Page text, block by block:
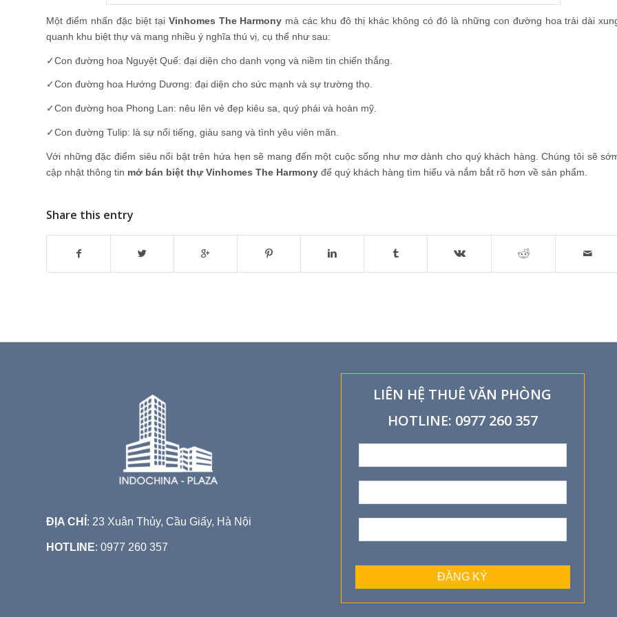
Một điểm nhấn đặc biệt tại Vinhomes The Harmony mà các khu đô thị khác không có đó là những con đường hoa trải dài
quanh khu biệt thự và mang nhiều ý nghĩa thú vị, cụ thể như sau:
✓Con đường hoa Nguyệt Quế: đại diện cho danh vọng và niềm tin chiến thắng.
✓Con đường hoa Hướng Dương: đại diện cho sức mạnh và sự trường thọ.
✓Con đường hoa Phong Lan: nêu lên vẻ đẹp kiêu sa, quý phái và hoàn mỹ.
✓Con đường Tulip: là sự nổi tiếng, giàu sang và tình yêu viên mãn.
Với những đặc điểm siêu nổi bật trên hứa hẹn sẽ mang đến một cuộc sống như mơ dành cho quý khách hàng. Chúng tôi sẽ
cập nhật thông tin mở bán biệt thự Vinhomes The Harmony để quý khách hàng tìm hiểu và nắm bắt rõ hơn về sản phẩm.
Share this entry
ĐỊA CHỈ : 23 Xuân Thủy, Cầu Giấy, Hà Nội
HOTLINE: 0977 260 357
LIÊN HỆ THUÊ VĂN PHÒNG
HOTLINE: 0977 260 357